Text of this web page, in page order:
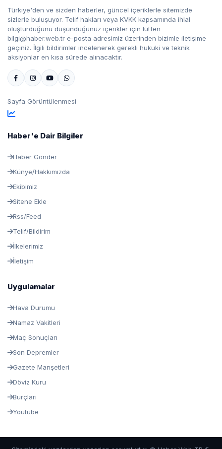
Türkiye'den ve sizden haberler, güncel içeriklerle sitemizde
sizlerle buluşuyor. Telif hakları veya KVKK kapsamında ihlal
oluşturduğunu düşündüğünüz içerikler için lütfen
bilgi@haber.web.tr e-posta adresimiz üzerinden bizimle iletişime
geçiniz. İlgili bildirimler incelenerek gerekli hukuki ve teknik
aksiyonlar en kısa sürede alınacaktır.
Sayfa Görüntülenmesi
Haber'e Dair Bilgiler
Haber Gönder
Künye/Hakkımızda
Ekibimiz
Sitene Ekle
Rss/Feed
Telif/Bildirim
İlkelerimiz
İletişim
Uygulamalar
Hava Durumu
Namaz Vakitleri
Maç Sonuçları
Son Depremler
Gazete Manşetleri
Döviz Kuru
Burçları
Youtube